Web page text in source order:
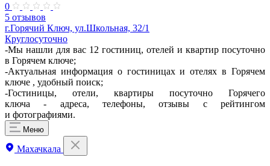
0
5 отзывов
г.Горячий Ключ, ул.Школьная, 32/1
Круглосуточно
-Мы нашли для вас 12 гостиниц, отелей и квартир посуточно
в Горячем ключе;
-Актуальная информация о гостиницах и отелях в Горячем
ключе , удобный поиск;
-Гостиницы, отели, квартиры посуточно Горячего
ключа - адреса, телефоны, отзывы с рейтингом
и фотографиями.
Меню
Махачкала